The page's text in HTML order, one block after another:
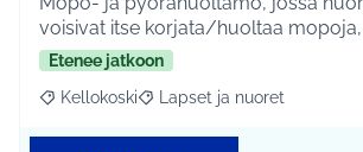
voisivat itse korjata/huoltaa
Etenee jatkoon
Rajaa tulokset aihepiirin mukaan:
Kellokoski Rajaa tulokset teeman
Lapset ja nuoret